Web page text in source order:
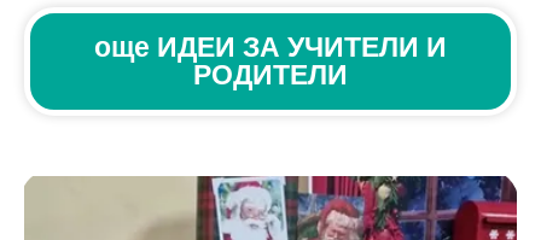
още ИДЕИ ЗА УЧИТЕЛИ И
РОДИТЕЛИ